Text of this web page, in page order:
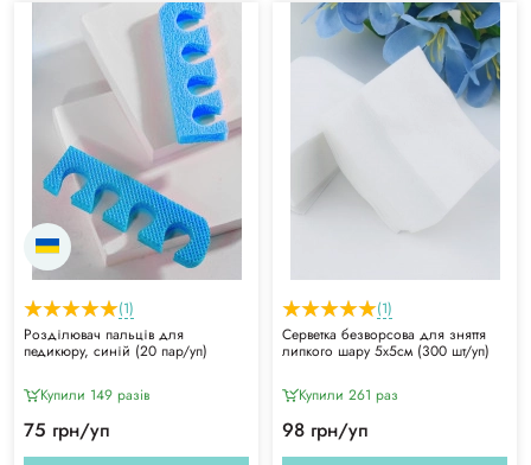
(1)
Розділювач пальців для
педикюру, синій (20 пар/уп)
Купили 149 разiв
75 грн/уп
(1)
Серветка безворсова для зняття
липкого шару 5х5см (300 шт/уп)
Купили 261 раз
98 грн/уп